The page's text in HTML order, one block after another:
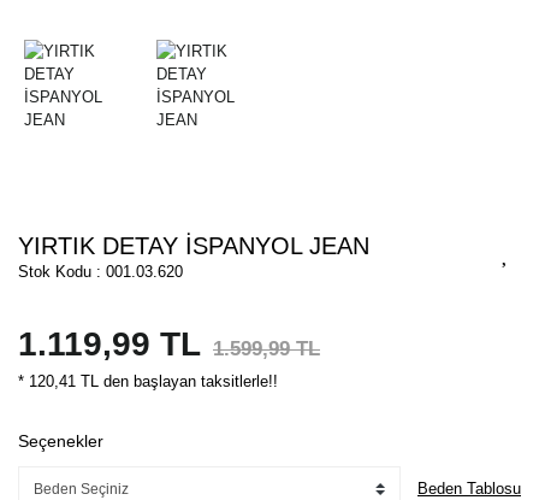
YIRTIK DETAY İSPANYOL JEAN
Stok Kodu : 001.03.620
1.119,99 TL 1.599,99 TL
* 120,41 TL den başlayan taksitlerle!!
Seçenekler
Beden Tablosu